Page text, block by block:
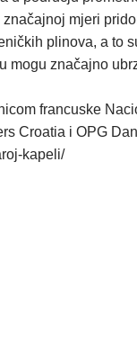
mjeri
plinova, a to
značajno
francuske
Croatia i OPG
kapeli/